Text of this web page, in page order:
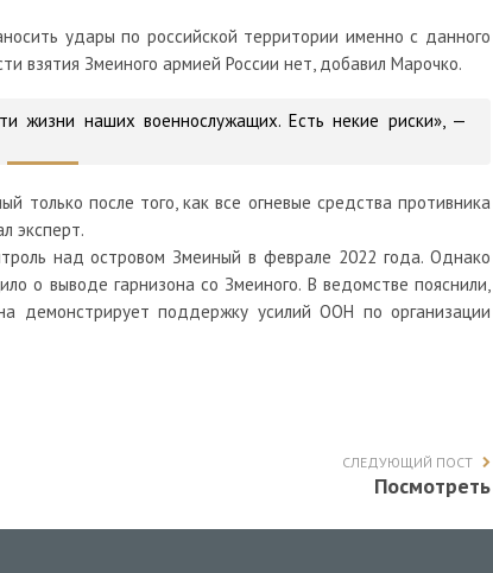
удары по российской территории именно с данного
взятия Змеиного армией России нет, добавил Марочко.
жизни наших военнослужащих. Есть некие риски»,—
только после того, как все огневые средства противника
эксперт.
над островом Змеиный в феврале 2022 года. Однако
о выводе гарнизона со Змеиного. В ведомстве пояснили,
демонстрирует поддержку усилий ООН по организации
СЛЕДУЮЩИЙ ПОСТ
Посмотреть